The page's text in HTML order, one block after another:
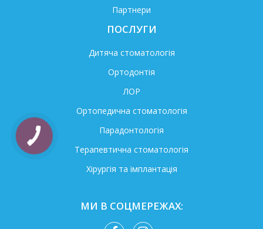
Партнери
ПОСЛУГИ
Дитяча стоматологія
Ортодонтія
ЛОР
Ортопедична стоматологія
Парадонтологія
Терапевтична стоматологія
Хірургія та імплантація
МИ В СОЦМЕРЕЖАХ: